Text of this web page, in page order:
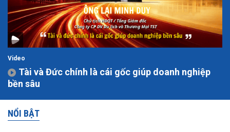
Video
Tài và Đức chính là cái gốc giúp doanh nghiệp
bền sâu
NỔI BẬT